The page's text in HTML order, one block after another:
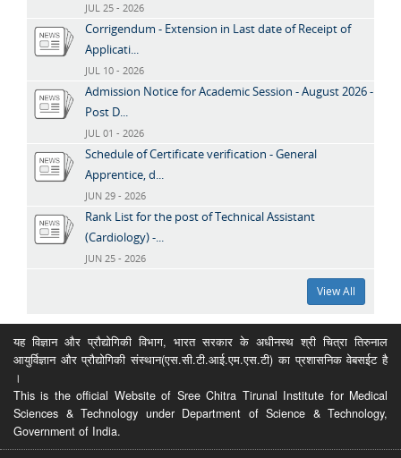
JUL 25 - 2026
Corrigendum - Extension in Last date of Receipt of
Applicati...
JUL 10 - 2026
Admission Notice for Academic Session - August 2026 -
Post D...
JUL 01 - 2026
Schedule of Certificate verification - General
Apprentice, d...
JUN 29 - 2026
Rank List for the post of Technical Assistant
(Cardiology) -...
JUN 25 - 2026
View All
यह विज्ञान और प्रौद्योगिकी विभाग, भारत सरकार के अधीनस्थ श्री चित्रा तिरुनाल
आयुर्विज्ञान और प्रौद्योगिकी संस्थान(एस.सी.टी.आई.एम.एस.टी) का प्रशासनिक वेबसईट है
।
This is the official Website of Sree Chitra Tirunal Institute for Medical
Sciences & Technology under Department of Science & Technology,
Government of India.